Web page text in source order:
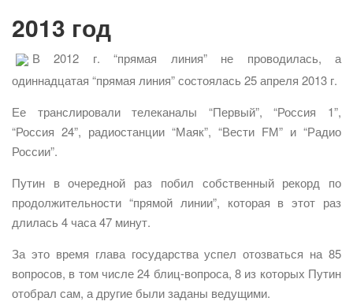
2013 год
В 2012 г. “прямая линия” не проводилась, а
одиннадцатая “прямая линия” состоялась 25 апреля 2013 г.
Ее транслировали телеканалы “Первый”, “Россия 1”,
“Россия 24”, радиостанции “Маяк”, “Вести FМ” и “Радио
России”.
Путин в очередной раз побил собственный рекорд по
продолжительности “прямой линии”, которая в этот раз
длилась 4 часа 47 минут.
За это время глава государства успел отозваться на 85
вопросов, в том числе 24 блиц-вопроса, 8 из которых Путин
отобрал сам, а другие были заданы ведущими.